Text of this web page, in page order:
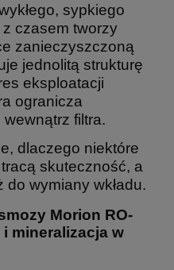
sypkiego
czasem tworzy
zanieczyszczoną
jednolitą strukturę
eksploatacji
ogranicza
filtra.
dlaczego niektóre
skuteczność, a
wymiany wkładu.
Morion RO-
mineralizacja w